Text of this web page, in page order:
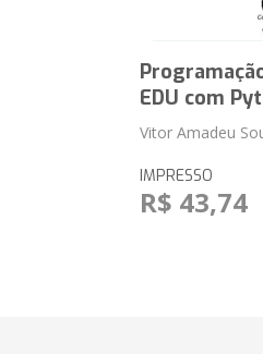
EDU com
Vitor Amadeu
IMPRESSO
R$ 43,74